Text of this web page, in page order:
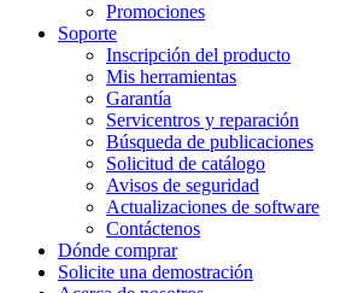
Promociones
Soporte
Inscripción del producto
Mis herramientas
Garantía
Servicentros y reparación
Búsqueda de publicaciones
Solicitud de catálogo
Avisos de seguridad
Actualizaciones de software
Contáctenos
Dónde comprar
Solicite una demostración